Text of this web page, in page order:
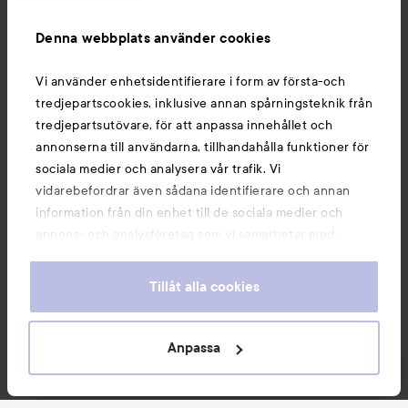
Denna webbplats använder cookies
Vi använder enhetsidentifierare i form av första-och
tredjepartscookies, inklusive annan spårningsteknik från
tredjepartsutövare, för att anpassa innehållet och
annonserna till användarna, tillhandahålla funktioner för
sociala medier och analysera vår trafik. Vi
vidarebefordrar även sådana identifierare och annan
information från din enhet till de sociala medier och
annons- och analysföretag som vi samarbetar med.
information som du har tillhandahållit eller som de har
våra cookies vid fortsatt användande av vår webbplats.
För information om hur du kan ändra inställningarna för
Tillåt alla cookies
Anpassa
Du kanske också gillar